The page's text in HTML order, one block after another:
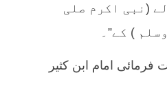
(نبی اکرم صلی
) کے”۔
امام ابن کثیر